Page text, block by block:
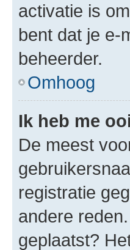
activatie is
bent dat je e-
beheerder.
Omhoog
Ik heb me
De meest
registratie
andere
geplaatst?